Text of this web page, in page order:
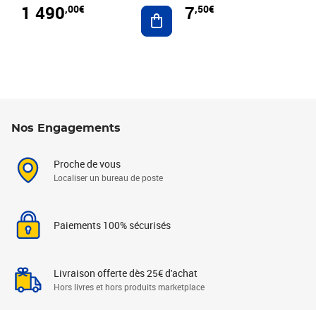
1 490,00€ Ajouter au panier
7,50€
Nos Engagements
Proche de vous
Localiser un bureau de poste
Paiements 100% sécurisés
Livraison offerte dès 25€ d'achat
Hors livres et hors produits marketplace